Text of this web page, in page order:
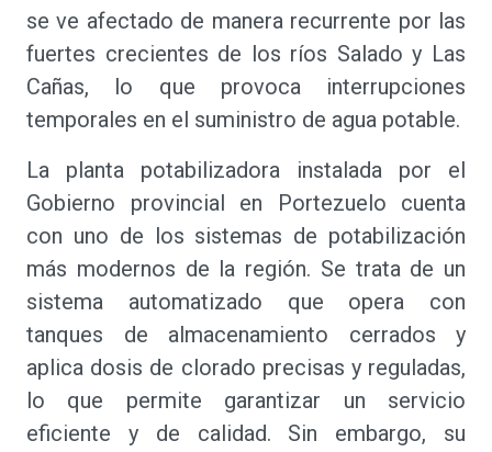
se ve afectado de manera recurrente por las
fuertes crecientes de los ríos Salado y Las
Cañas, lo que provoca interrupciones
temporales en el suministro de agua potable.
La planta potabilizadora instalada por el
Gobierno provincial en Portezuelo cuenta
con uno de los sistemas de potabilización
más modernos de la región. Se trata de un
sistema automatizado que opera con
tanques de almacenamiento cerrados y
aplica dosis de clorado precisas y reguladas,
lo que permite garantizar un servicio
eficiente y de calidad. Sin embargo, su